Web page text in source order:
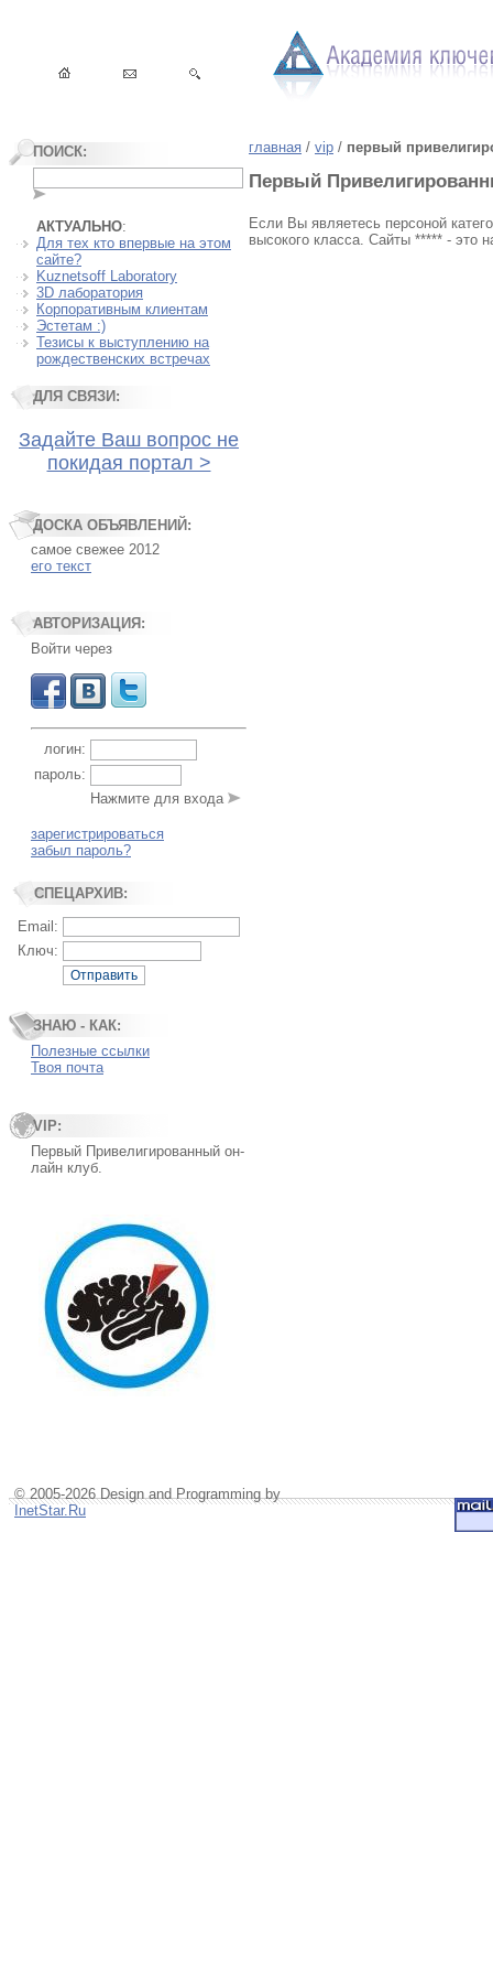
ПОИСК:
АКТУАЛЬНО:
Для тех кто впервые на этом
сайте?
Kuznetsoff Laboratory
3D лаборатория
Корпоративным клиентам
Эстетам :)
Тезисы к выступлению на
рождественских встречах
ДЛЯ СВЯЗИ:
Задайте Ваш вопрос не
покидая портал >
ДОСКА ОБЪЯВЛЕНИЙ:
самое свежее 2012
его текст
АВТОРИЗАЦИЯ:
Войти через
логин:
пароль:
Нажмите для входа
зарегистрироваться
забыл пароль?
СПЕЦАРХИВ:
Email:
Ключ:
Отправить
ЗНАЮ - КАК:
Полезные ссылки
Твоя почта
VIP:
Первый Привелигированный он-
лайн клуб.
главная / vip / первый
Первый
Если Вы являетесь персоной
высокого класса. Сайты ***** - это
© 2005-2026 Design and Programming by
InetStar.Ru